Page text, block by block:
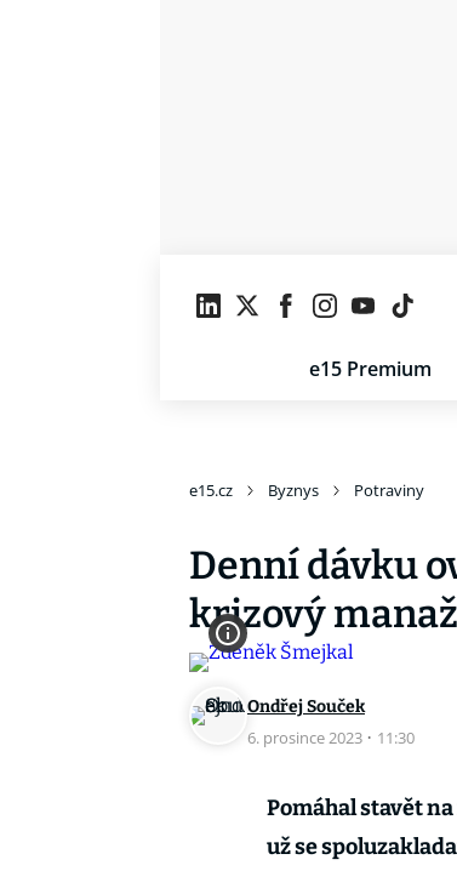
e15 Premium
e15.cz Byznys Potraviny
Denní dávku
krizový
Ondřej Souček
6. prosince 2023 · 11:30
Pomáhal stavět
už se